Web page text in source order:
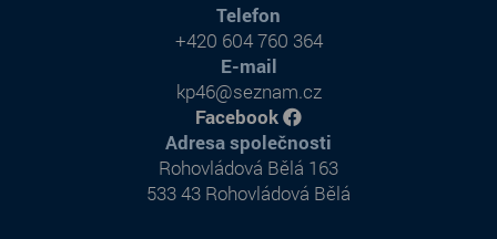
Adresa společnosti
Rohovládová Bělá 163
533 43 Rohovládová Bělá
Telefon
+420 604 760 364
E-mail
kp46@seznam.cz
Facebook